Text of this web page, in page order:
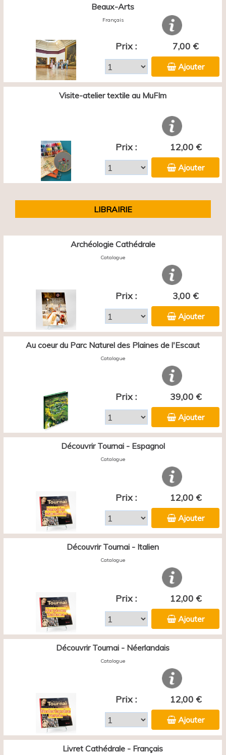
Beaux-Arts
Français
Prix : 7,00 €
Ajouter
Visite-atelier textile au MuFIm
Prix : 12,00 €
Ajouter
LIBRAIRIE
Archéologie Cathédrale
Catalogue
Prix : 3,00 €
Ajouter
Au coeur du Parc Naturel des Plaines de l'Escaut
Catalogue
Prix : 39,00 €
Ajouter
Découvrir Tournai - Espagnol
Catalogue
Prix : 12,00 €
Ajouter
Découvrir Tournai - Italien
Catalogue
Prix : 12,00 €
Ajouter
Découvrir Tournai - Néerlandais
Catalogue
Prix : 12,00 €
Ajouter
Livret Cathédrale - Français